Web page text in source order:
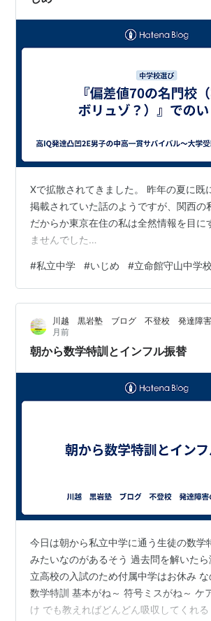
Xで拡散されてきました。 昨年の夏に既
掲載されていた話のようですが、関西の
だからか東京在住の私は全然情報を目に
ませんでした…
#私立中学 #いじめ #立命館守山中学校
川越 黒岩塾 ブログ 不登校 発達障害
月前
朝から数学特訓とインフル振替
今日は朝から私立中学に通う生徒の数学
みたいなのがあるそう 過去問を解いた
立高校の入試のため付属中学はお休み
数学特訓 基本がね～ 符号ミスがね～ ケ
け でも教えればどんどん吸収してくれる